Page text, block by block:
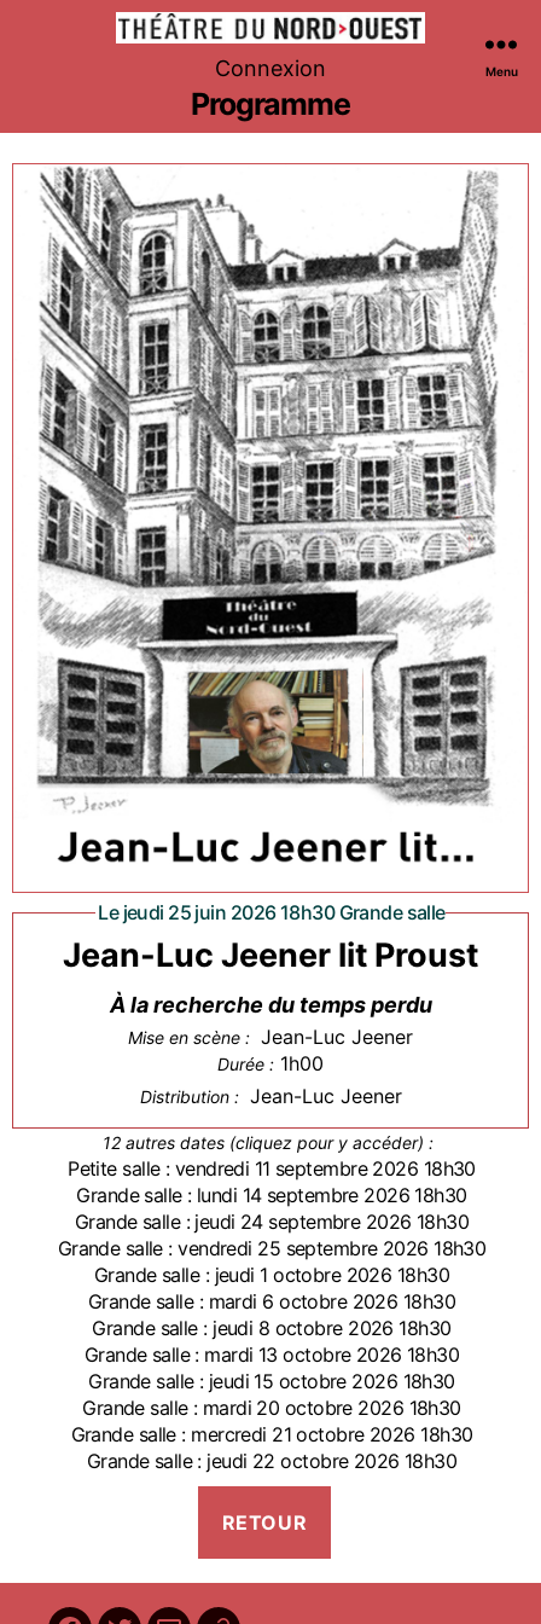
Théâtre
du
Nord-
Ouest
Connexion Menu
Programme
Le jeudi 25 juin 2026 18h30 Grande salle
Jean-Luc Jeener lit Proust
À la recherche du temps perdu
Mise en scène : Jean-Luc Jeener
Durée : 1h00
Distribution : Jean-Luc Jeener
12 autres dates (cliquez pour y accéder) :
Petite salle : vendredi 11 septembre 2026 18h30
Grande salle : lundi 14 septembre 2026 18h30
Grande salle : jeudi 24 septembre 2026 18h30
Grande salle : vendredi 25 septembre 2026 18h30
Grande salle : jeudi 1 octobre 2026 18h30
Grande salle : mardi 6 octobre 2026 18h30
Grande salle : jeudi 8 octobre 2026 18h30
Grande salle : mardi 13 octobre 2026 18h30
Grande salle : jeudi 15 octobre 2026 18h30
Grande salle : mardi 20 octobre 2026 18h30
Grande salle : mercredi 21 octobre 2026 18h30
Grande salle : jeudi 22 octobre 2026 18h30